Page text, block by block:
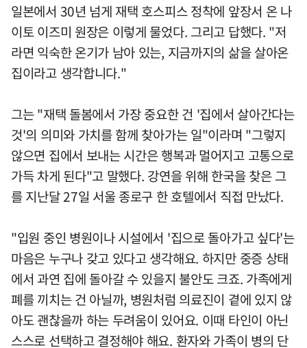
일본에서 30년 넘게 재택 호스피스 정착에 앞장서 온 나
이토 이즈미 원장은 이렇게 물었다. 그리고 답했다. "저
라면 익숙한 온기가 남아 있는, 지금까지의 삶을 살아온
집이라고 생각합니다."
그는 "재택 돌봄에서 가장 중요한 건 '집에서 살아간다는
것'의 의미와 가치를 함께 찾아가는 일"이라며 "그렇지
않으면 집에서 보내는 시간은 행복과 멀어지고 고통으로
가득 차게 된다"고 말했다. 강연을 위해 한국을 찾은 그
를 지난달 27일 서울 종로구 한 호텔에서 직접 만났다.
"입원 중인 병원이나 시설에서 '집으로 돌아가고 싶다'는
마음은 누구나 갖고 있다고 생각해요. 하지만 중증 상태
에서 과연 집에 돌아갈 수 있을지 불안도 크죠. 가족에게
폐를 끼치는 건 아닐까, 병원처럼 의료진이 곁에 있지 않
아도 괜찮을까 하는 두려움이 있어요. 이때 타인이 아닌
스스로 선택하고 결정해야 해요. 환자와 가족이 병의 단